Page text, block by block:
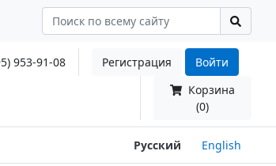
953-91-08 Регистрация
Войти
Корзина
(0)
Русский English